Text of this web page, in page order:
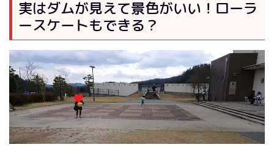
実はダムが見えて景色がいい！ローラ
ースケートもできる？